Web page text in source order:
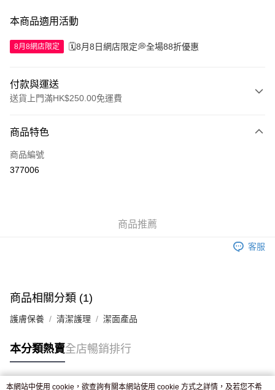
本商品適用活動
8月8網店限定 🗓️8月8日網店限定💭全場88折優惠
付款與運送
送貨上門滿HK$250.00免運費
信用卡
Apple Pay
付款後門市自取，訂單確認後2-4個工作天到店，7天內取。逾期後
商品特色
商品編號
377006
商品推薦
客服
商品相關分類 (1)
護膚保養 清潔護理 潔面產品
本分類熱賣全店暢銷排行
本網站中使用 cookie，欲查詢有關本網站使用 cookie 方式之詳情，及若您不希